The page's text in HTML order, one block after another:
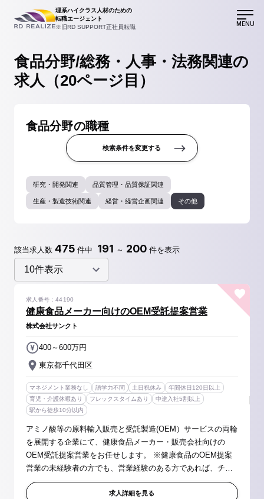
理系ハイクラス人材のための
転職エージェント
※旧RD SUPPORT正社員転職
MENU
食品分野/総務・人事・法務関連の
求人（20ページ目）
食品分野の職種
検索条件を変更する
研究・開発関連 品質管理・品質保証関連
生産・製造技術関連 経営・経営企画関連 その他
該当求人数 475 件中 191 ～ 200 件を表示
健康食品メーカー向けのOEM受託提案営業
求人番号：44190
株式会社サンクト
東京都千代田区
400～600万円
マネジメント業務なし 語学力不問 土日祝休み
年間休日120日以上
育児・介護休暇あり
フレックスタイムあり
中途入社5割以上
駅から徒歩10分以内
アミノ酸等の原料輸入販売と受託製造(OEM）サービスの両輪
を展開する企業にて、健康食品メーカー・販売会社向けの
OEM受託提案営業をお任せします。 ※健康食品のOEM提案
営業の未経験者の方でも、営業経験のある方であれば、チャ
レンジ可能です！ 【具体的には】 健康食品のOEM（受託製
造）提案営業活動全般 ■お客様...
求人詳細を見る